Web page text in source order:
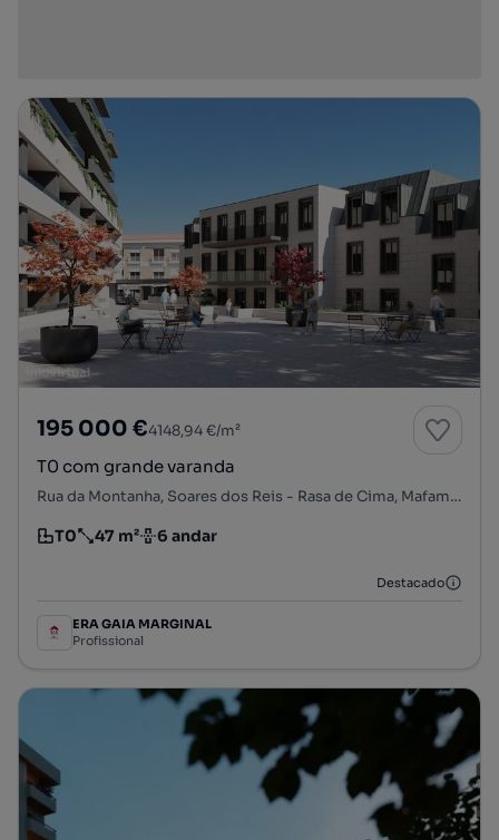
195 000 €4148,94 €/m²
T0 com grande varanda
Rua da Montanha, Soares dos Reis - Rasa de Cima, Mafamude e Vilar do Paraíso, Vila Nova de Gaia, Porto
Tipologia
T0
Preço por metro quadrado
47 m²
Andar 6 andar
Destacado
ERA GAIA MARGINAL
Profissional